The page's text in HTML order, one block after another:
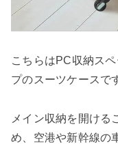
こちらはPC収納ス
プのスーツケースで
メイン収納を開ける
め、空港や新幹線の